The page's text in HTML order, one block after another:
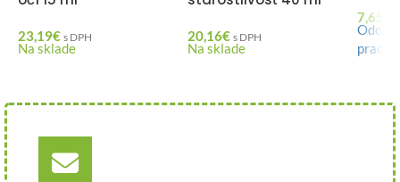
23,19€ s DPH
Na sklade
20,16€ s DPH
Na sklade
7,65